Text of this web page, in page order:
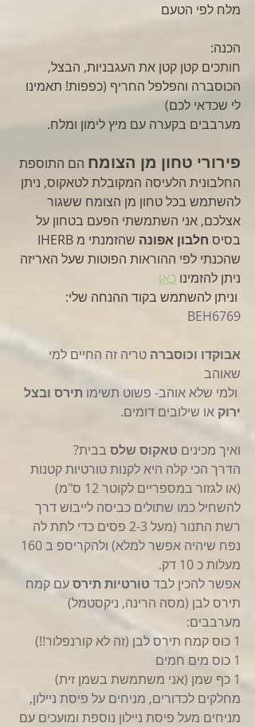
מלח לפי הטעם
הכנה:
חותכים קטן קטן את העגבניות, הבצל,
הכוסברה והפלפל החריף (כפפות! תאמינו
לי שכדאי לכם)
מערבבים בקערה עם מיץ לימון ומלח.
פירורי טחון מן הצומח הם התוספת
החלבונית הלעיסה המקובלת לטאקוס, ניתן
להשתמש בכל טחון מן הצומח ששגור
אצלכם, אני השתמשתי הפעם בטחון על
בסיס חלבון אפונה
שהכנתי לפי ההוראות הפוטות שעל האריזה
ניתן להזמינו כאן
BEH6769
אבוקדו וכוסברה טריה זה החיים למי
שאוהב
תירס ובצל
ירוק או שילובים דומים.
ואיך מכינים טאקוס שלס בבית?
הדרך הכי קלה היא לקנות טורטיות קטנות
(או לגזור במספריים לקוטר 12 ס"מ)
להשחיל כמו שתולים כביסה לייבוש דרך
רשת התנור (מעל 2-3 פסים כדי לתת לה
מעלות כ 10 דק.
אפשר להכין לבד טורטיות תירס עם קמח
תירס לבן (מסה הרינה, ניקסטמל)
מערבבים:
1 כוס קמח תירס לבן (זה לא קורנפלור!!)
1 כוס מים חמים
1 כף שמן (אני משתמשת בשמן זית)
מחלקים לכדורים, מניחים על פיסת ניילון,
מניחים מעל פיסת ניילון נוספת ומועכים עם